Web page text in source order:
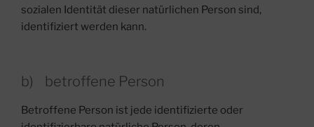
sozialen Identität dieser natürlichen Person sind,
identifiziert werden kann.
b) betroffene Person
Betroffene Person ist jede identifizierte oder